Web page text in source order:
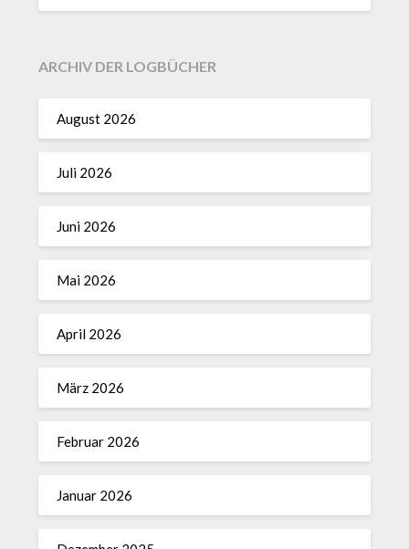
ARCHIV DER LOGBÜCHER
August 2026
Juli 2026
Juni 2026
Mai 2026
April 2026
März 2026
Februar 2026
Januar 2026